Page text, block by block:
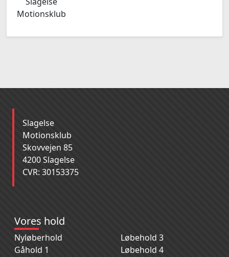
Vores hold
Nyløberhold
Gåhold 1
Løbehold 3
Løbehold 4
Slagelse
Motionsklub
Skovvejen 85
4200 Slagelse
CVR: 30153375